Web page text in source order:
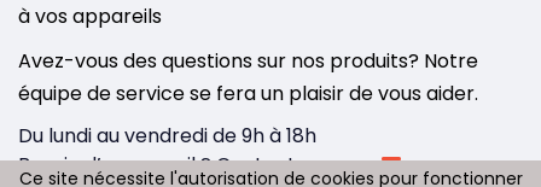
à vos appareils
Avez-vous des questions sur nos produits? Notre
équipe de service se fera un plaisir de vous aider.
Du lundi au vendredi de 9h à 18h
Besoin d’un conseil ? Contactez-nous :
Ce site nécessite l'autorisation de cookies pour fonctionner
Ce site nécessite l'autorisation de cookies pour fonctionner